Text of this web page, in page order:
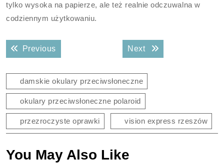
tylko wysoka na papierze, ale też realnie odczuwalna w
codziennym użytkowaniu.
Nawigacja
wpisuPreviousPrevious post: Next Next post:
damskie okulary przeciwsłoneczne
okulary przeciwsłoneczne polaroid
przezroczyste oprawki vision express rzeszów
You May Also Like